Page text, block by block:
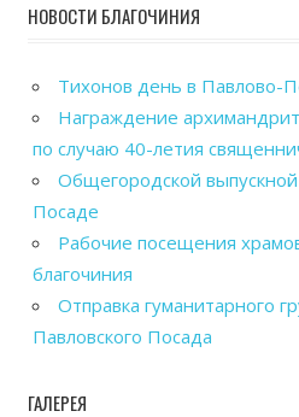
НОВОСТИ БЛАГОЧИНИЯ
Тихонов день в Павлово-
Награждение
по случаю 40-летия
Общегородской
Посаде
Рабочие посещения
благочиния
Отправка гуманитарного
Павловского Посада
ГАЛЕРЕЯ